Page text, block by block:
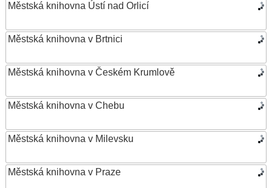
Městská knihovna Ústí nad Orlicí
Městská knihovna v Brtnici
Městská knihovna v Českém Krumlově
Městská knihovna v Chebu
Městská knihovna v Milevsku
Městská knihovna v Praze